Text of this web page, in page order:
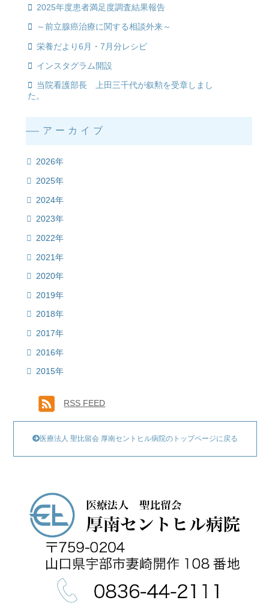
2025年度患者満足度調査結果報告
～前立腺癌治療に関する相談外来～
栄養だより6月・7月分レシピ
インスタグラム開設
当院看護部長 上田三千代が叙勲を受章しまし
た。
アーカイブ
2026年
2025年
2024年
2023年
2022年
2021年
2020年
2019年
2018年
2017年
2016年
2015年
RSS FEED
医療法人 聖比留会 厚南セントヒル病院のトップページに戻る